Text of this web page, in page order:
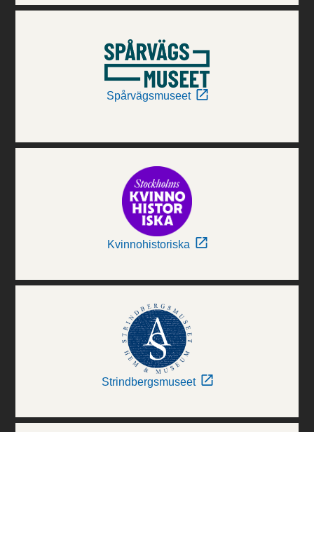
Spårvägsmuseet
Kvinnohistoriska
Strindbergsmuseet